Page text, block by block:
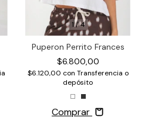
1/4
Puperon Perrito Frances
$6.800,00
$6.120,00 con Transferencia o
depósito
Comprar